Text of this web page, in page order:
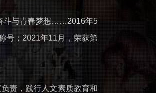
斗与青春梦想……2016年5
号；2021年11月，荣获第
责，践行人文素质教育和